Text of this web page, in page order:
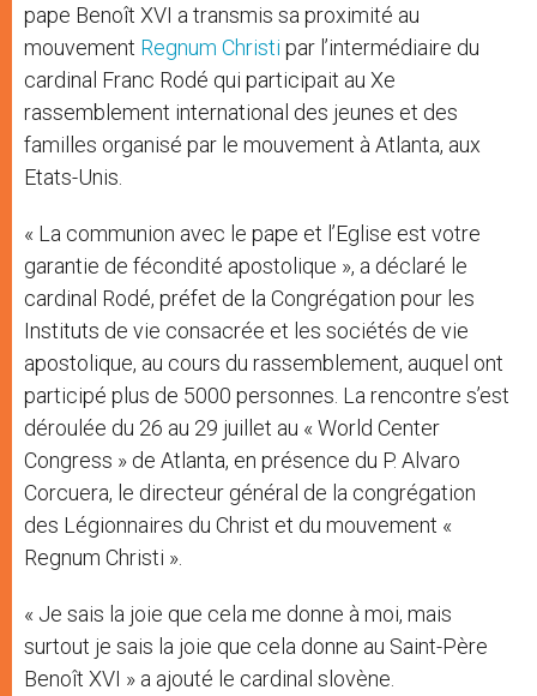
pape Benoît XVI a transmis sa proximité au
mouvement Regnum Christi par l’intermédiaire du
cardinal Franc Rodé qui participait au Xe
rassemblement international des jeunes et des
familles organisé par le mouvement à Atlanta, aux
Etats-Unis.
« La communion avec le pape et l’Eglise est votre
garantie de fécondité apostolique », a déclaré le
cardinal Rodé, préfet de la Congrégation pour les
Instituts de vie consacrée et les sociétés de vie
apostolique, au cours du rassemblement, auquel ont
participé plus de 5000 personnes. La rencontre s’est
déroulée du 26 au 29 juillet au « World Center
Congress » de Atlanta, en présence du P. Alvaro
Corcuera, le directeur général de la congrégation
des Légionnaires du Christ et du mouvement «
Regnum Christi ».
« Je sais la joie que cela me donne à moi, mais
surtout je sais la joie que cela donne au Saint-Père
Benoît XVI » a ajouté le cardinal slovène.